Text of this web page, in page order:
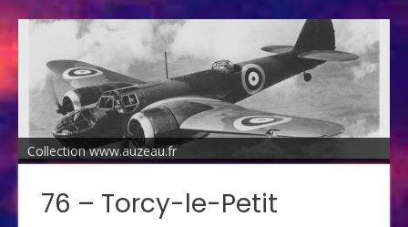
Collection www.auzeau.fr
76 – Torcy-le-Petit